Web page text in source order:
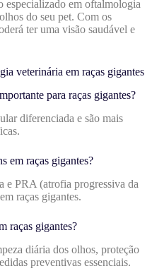
especializado em oftalmologia
do seu pet. Com os
ter uma visão saudável e
veterinária em raças gigantes
para raças gigantes?
diferenciada e são mais
em raças gigantes?
e PRA (atrofia progressiva da
raças gigantes.
raças gigantes?
diária dos olhos, proteção
preventivas essenciais.